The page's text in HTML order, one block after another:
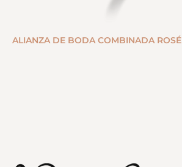
ALIANZA DE BODA COMBINADA ROSÉ